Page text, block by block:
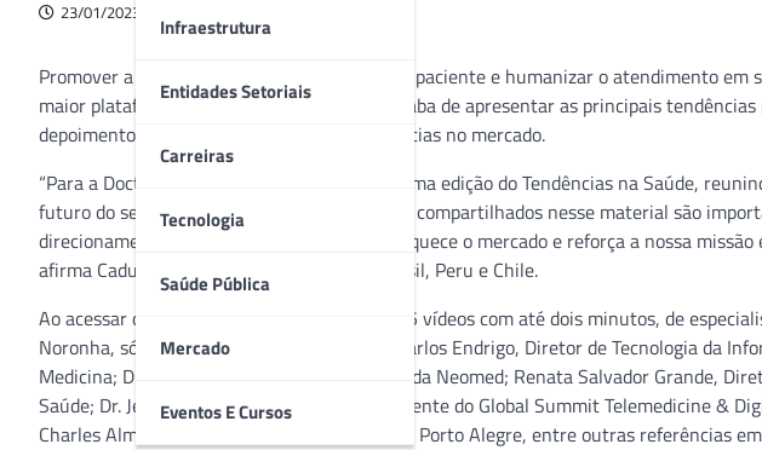
Infraestrutura
Entidades Setoriais
Carreiras
Tecnologia
Saúde Pública
Mercado
Eventos E Cursos
23/01/2023
Promover a melhor experiência na jornada do paciente e humanizar o atendimento em
maior plataforma de saúde do mundo, que acaba de apresentar as principais
depoimentos de profissionais que são referências no mercado.
“Para a Doctoralia é uma honra lançar mais uma edição do Tendências na Saúde,
futuro do segmento no país. Todos os insights compartilhados nesse material são
direcionamentos do setor. Essa iniciativa enriquece o mercado e reforça a nossa
afirma Cadu Lopes, CEO da Doctoralia no Brasil, Peru e Chile.
Ao acessar o material, é possível encontrar 25 vídeos com até dois minutos, de
Noronha, sócio da DNA Capital; Dr. Antônio Carlos Endrigo, Diretor de Tecnologia da
Medicina; Dr. Gustavo Kuster, CEO e Founder da Neomed; Renata Salvador Grande,
Saúde; Dr. Jefferson Gomes Fernandes, Presidente do Global Summit Telemedicine &
Charles Almeida Ataide, CIO da Santa Casa de Porto Alegre, entre outras referências